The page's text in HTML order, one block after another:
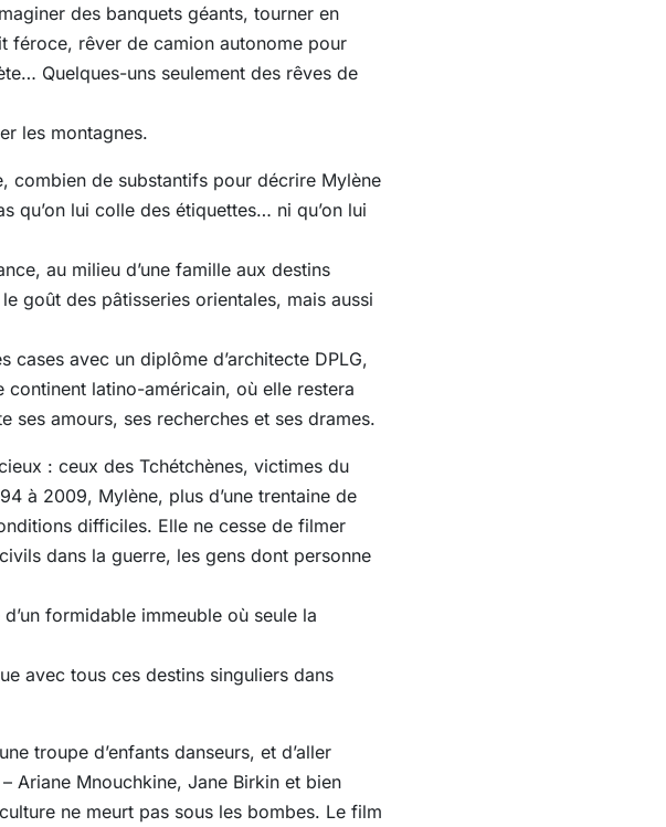
des banquets géants, tourner en
féroce, rêver de camion autonome pour
Quelques-uns seulement des rêves de
les montagnes.
combien de substantifs pour décrire Mylène
qu’on lui colle des étiquettes… ni qu’on lui
au milieu d’une famille aux destins
goût des pâtisseries orientales, mais aussi
cases avec un diplôme d’architecte DPLG,
latino-américain, où elle restera
ses amours, ses recherches et ses drames.
: ceux des Tchétchènes, victimes du
à 2009, Mylène, plus d’une trentaine de
difficiles. Elle ne cesse de filmer
dans la guerre, les gens dont personne
formidable immeuble où seule la
avec tous ces destins singuliers dans
troupe d’enfants danseurs, et d’aller
Ariane Mnouchkine, Jane Birkin et bien
ne meurt pas sous les bombes. Le film